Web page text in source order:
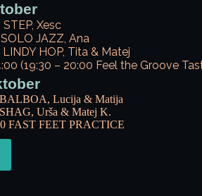
STEP, Xesc
SOLO JAZZ, Ana
LINDY HOP, Tita & Matej
(19:30 – 20:00 Feel the Groove
BALBOA, Lucija & Matija
SHAG, Urša & Matej K.
FAST FEET PRACTICE